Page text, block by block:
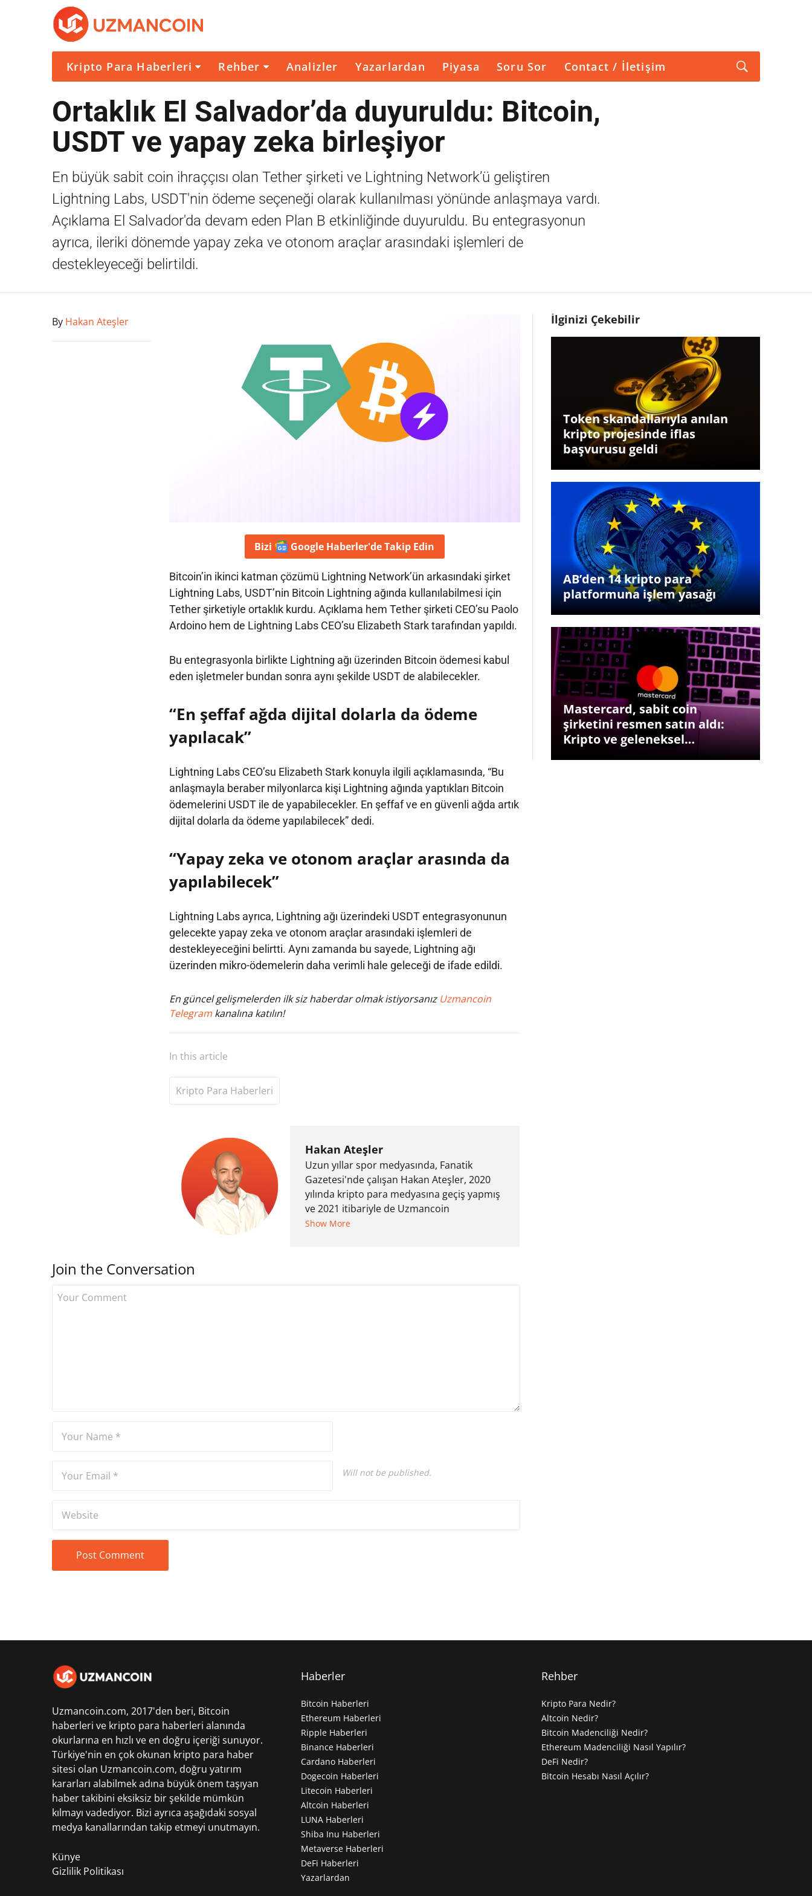
Kripto Para Haberleri Rehber Analizler Yazarlardan Piyasa Soru Sor Contact / İletişim
Ortaklık El Salvador’da duyuruldu: Bitcoin,
USDT ve yapay zeka birleşiyor
En büyük sabit coin ihraççısı olan Tether şirketi ve Lightning Network’ü geliştiren
Lightning Labs, USDT'nin ödeme seçeneği olarak kullanılması yönünde anlaşmaya vardı.
Açıklama El Salvador'da devam eden Plan B etkinliğinde duyuruldu. Bu entegrasyonun
ayrıca, ileriki dönemde yapay zeka ve otonom araçlar arasındaki işlemleri de
destekleyeceği belirtildi.
By Hakan Ateşler
Bizi Google Haberler'deTakip Edin
Bitcoin’in ikinci katman çözümü Lightning Network’ün arkasındaki şirket
Lightning Labs, USDT’nin Bitcoin Lightning ağında kullanılabilmesi için
Tether şirketiyle ortaklık kurdu. Açıklama hem Tether şirketi CEO’su Paolo
Ardoino hem de Lightning Labs CEO’su Elizabeth Stark tarafından yapıldı.
Bu entegrasyonla birlikte Lightning ağı üzerinden Bitcoin ödemesi kabul
eden işletmeler bundan sonra aynı şekilde USDT de alabilecekler.
“En şeffaf ağda dijital dolarla da ödeme
yapılacak”
Lightning Labs CEO’su Elizabeth Stark konuyla ilgili açıklamasında, “Bu
anlaşmayla beraber milyonlarca kişi Lightning ağında yaptıkları Bitcoin
ödemelerini USDT ile de yapabilecekler. En şeffaf ve en güvenli ağda artık
dijital dolarla da ödeme yapılabilecek” dedi.
“Yapay zeka ve otonom araçlar arasında da
yapılabilecek”
Lightning Labs ayrıca, Lightning ağı üzerindeki USDT entegrasyonunun
gelecekte yapay zeka ve otonom araçlar arasındaki işlemleri de
destekleyeceğini belirtti. Aynı zamanda bu sayede, Lightning ağı
üzerinden mikro-ödemelerin daha verimli hale geleceği de ifade edildi.
En güncel gelişmelerden ilk siz haberdar olmak istiyorsanız Uzmancoin
Telegram kanalına katılın!
In this article
Kripto Para Haberleri
Hakan Ateşler
Uzun yıllar spor medyasında, Fanatik
Gazetesi'nde çalışan Hakan Ateşler, 2020
yılında kripto para medyasına geçiş yapmış
ve 2021 itibariyle de Uzmancoin
bünyesinde çalışmaya başlamıştır. Notre
Show More
Join the Conversation
Will not be published.
İlginizi Çekebilir
Token skandallarıyla anılan
kripto projesinde iflas
başvurusu geldi
AB’den 14 kripto para
platformuna işlem yasağı
Mastercard, sabit coin
şirketini resmen satın aldı:
Kripto ve geleneksel…
Uzmancoin.com, 2017'den beri, Bitcoin
haberleri ve kripto para haberleri alanında
okurlarına en hızlı ve en doğru içeriği sunuyor.
Türkiye'nin en çok okunan kripto para haber
sitesi olan Uzmancoin.com, doğru yatırım
kararları alabilmek adına büyük önem taşıyan
haber takibini eksiksiz bir şekilde mümkün
kılmayı vadediyor. Bizi ayrıca aşağıdaki sosyal
medya kanallarından takip etmeyi unutmayın.
Künye
Gizlilik Politikası
Haberler
Bitcoin Haberleri
Ethereum Haberleri
Ripple Haberleri
Binance Haberleri
Cardano Haberleri
Dogecoin Haberleri
Litecoin Haberleri
Altcoin Haberleri
LUNA Haberleri
Shiba Inu Haberleri
Metaverse Haberleri
DeFi Haberleri
Yazarlardan
Rehber
Kripto Para Nedir?
Altcoin Nedir?
Bitcoin Madenciliği Nedir?
Ethereum Madenciliği Nasıl Yapılır?
DeFi Nedir?
Bitcoin Hesabı Nasıl Açılır?